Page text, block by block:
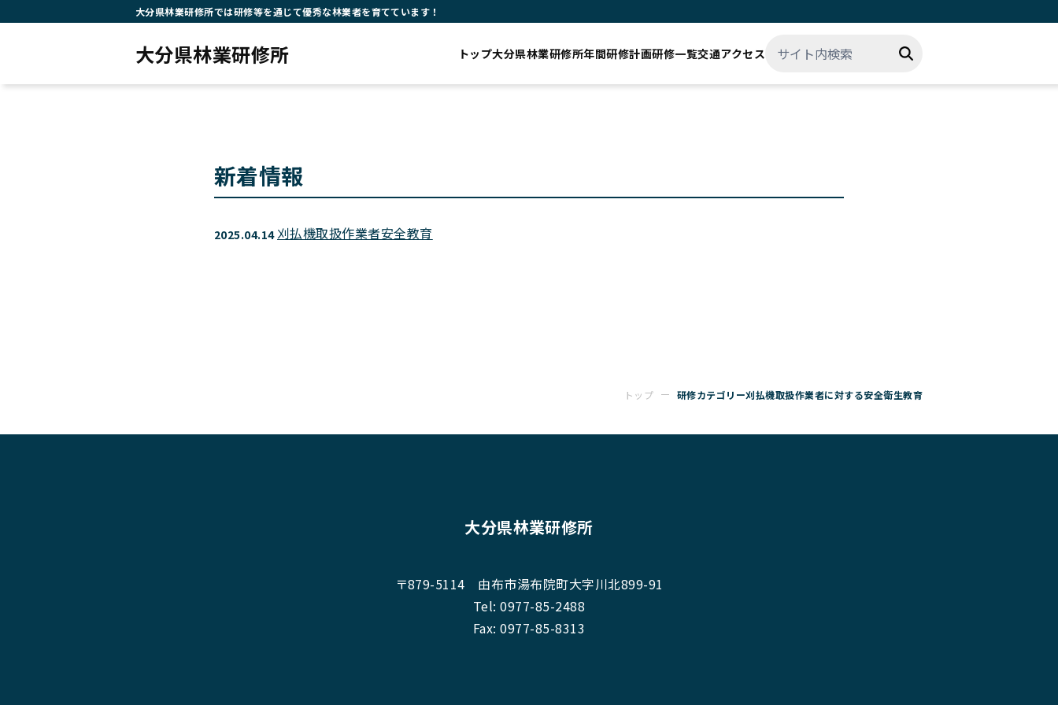
大分県林業研修所では研修等を通じて優秀な林業者を育てています！
大分県林業研修所 トップ大分県林業研修所年間研修計画研修一覧交通アクセス
新着情報
2025.04.14刈払機取扱作業者安全教育
トップ 研修カテゴリー刈払機取扱作業者に対する安全衛生教育
大分県林業研修所
〒879-5114 由布市湯布院町大字川北899-91
Tel:0977-85-2488
Fax: 0977-85-8313